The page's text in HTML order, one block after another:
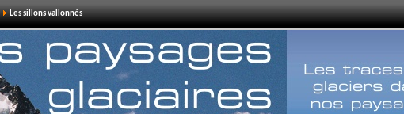
Les sillons vallonnés